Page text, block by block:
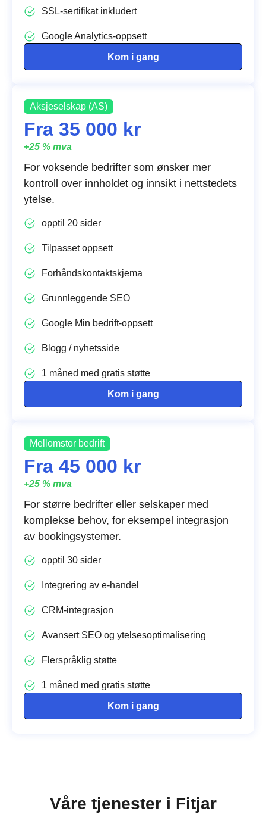
SSL-sertifikat inkludert
Google Analytics-oppsett
Kom i gang
Aksjeselskap (AS)
Fra 35 000 kr
+25 % mva
For voksende bedrifter som ønsker mer
kontroll over innholdet og innsikt i nettstedets
ytelse.
opptil 20 sider
Tilpasset oppsett
Forhåndskontaktskjema
Grunnleggende SEO
Google Min bedrift-oppsett
Blogg / nyhetsside
1 måned med gratis støtte
Kom i gang
Mellomstor bedrift
Fra 45 000 kr
+25 % mva
For større bedrifter eller selskaper med
komplekse behov, for eksempel integrasjon
av bookingsystemer.
opptil 30 sider
Integrering av e-handel
CRM-integrasjon
Avansert SEO og ytelsesoptimalisering
Flerspråklig støtte
1 måned med gratis støtte
Kom i gang
Våre tjenester i Fitjar